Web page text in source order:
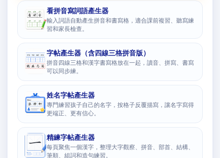
看拼音寫詞語產生器
輸入詞語自動產生拼音和書寫格，適合課前複習、聽寫練
習和家長檢查。
字帖產生器（含四線三格拼音版）
拼音四線三格和漢字書寫格放在一起，讀音、拼寫、書寫
可以同步練。
姓名字帖產生器
專門練習孩子自己的名字，按格子反覆描寫，讓名字寫得
更端正、更有信心。
精練字帖產生器
每頁聚焦一個漢字，整理大字觀察、拼音、部首、結構、
筆順、組詞和造句練習。